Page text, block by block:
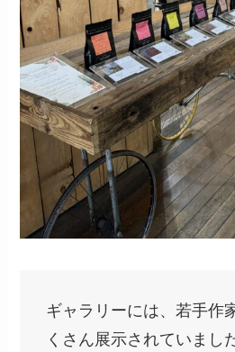
ギャラリーには、若手作
くさん展示されていまし